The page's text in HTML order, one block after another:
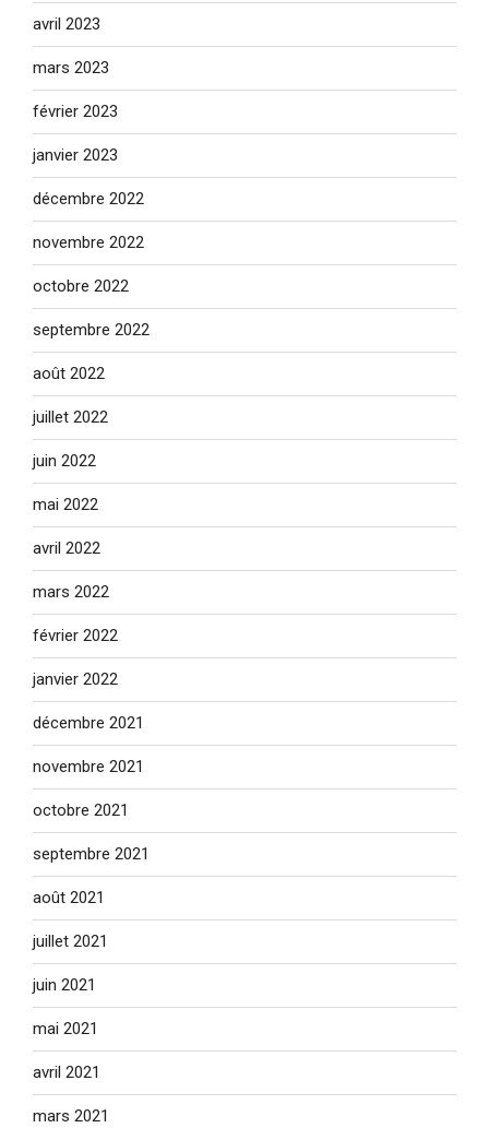
avril 2023
mars 2023
février 2023
janvier 2023
décembre 2022
novembre 2022
octobre 2022
septembre 2022
août 2022
juillet 2022
juin 2022
mai 2022
avril 2022
mars 2022
février 2022
janvier 2022
décembre 2021
novembre 2021
octobre 2021
septembre 2021
août 2021
juillet 2021
juin 2021
mai 2021
avril 2021
mars 2021